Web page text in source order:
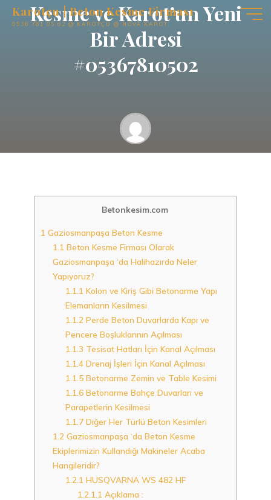
İçeriğe
geç
Karotçu | Beton Kesme Firması
0536 781 05 02 @ KAROTÇU @ NOVA KAROT
Kesme ve Karot’un Yeni
Bir Adresi
#05367810502
karotcu
Gaziosmanpaşa Beton Kesme
Betonkesim.com
1 Gaziosmanpaşa Beton Kesme
1.1 Beton Kesme Firması Olarak
Gaziosmanpaşa ‘da Halihazırda Neler
Yapıyoruz?
1.1.1 Kolon ve Kiriş Gibi Betonarme Yapı
Elemanların Kesilmesi
1.1.2 Perde Beton Duvarlarda Kapı ve
Pencere Boşluklarının Açılması
1.1.3 Tesisat Hatları İçin Kanal Açılması
1.1.4 Drenaj İşleri İçin Kanal Açılması
1.1.5 Betonarme Zemin ve Table Kesimi
1.1.6 Betonarme Bahçe Duvarları ve
Parapetlerin Kesilmesi
1.1.7 Diğer Her Türlü Beton Kesimleri
1.2 Gaziosmanpaşa ‘da Beton Kesme
Ekiplerimizin Kullandığı Makineler Acaba
Hangileridir?
1.2.1 HUSQVARNA WS 482 HF
1.2.1.1 Açıklama :